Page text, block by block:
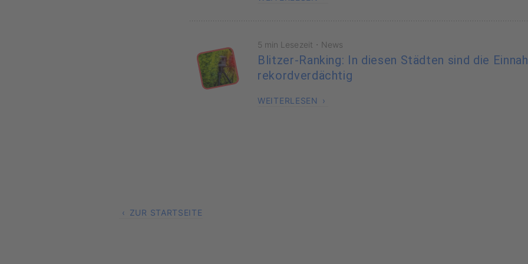
5 min Lesezeit · News
Blitzer-Ranking: In diesen Städten sind die
rekordverdächtig
WEITERLESEN
ZUR STARTSEITE